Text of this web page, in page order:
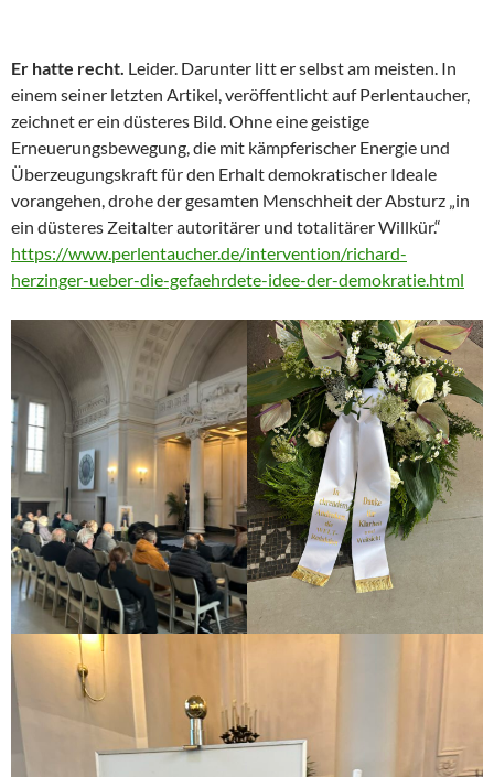
Er hatte recht. Leider. Darunter litt er selbst am meisten. In
einem seiner letzten Artikel, veröffentlicht auf Perlentaucher,
zeichnet er ein düsteres Bild. Ohne eine geistige
Erneuerungsbewegung, die mit kämpferischer Energie und
Überzeugungskraft für den Erhalt demokratischer Ideale
vorangehen, drohe der gesamten Menschheit der Absturz „in
ein düsteres Zeitalter autoritärer und totalitärer Willkür.“
https://www.perlentaucher.de/intervention/richard-
herzinger-ueber-die-gefaehrdete-idee-der-demokratie.html